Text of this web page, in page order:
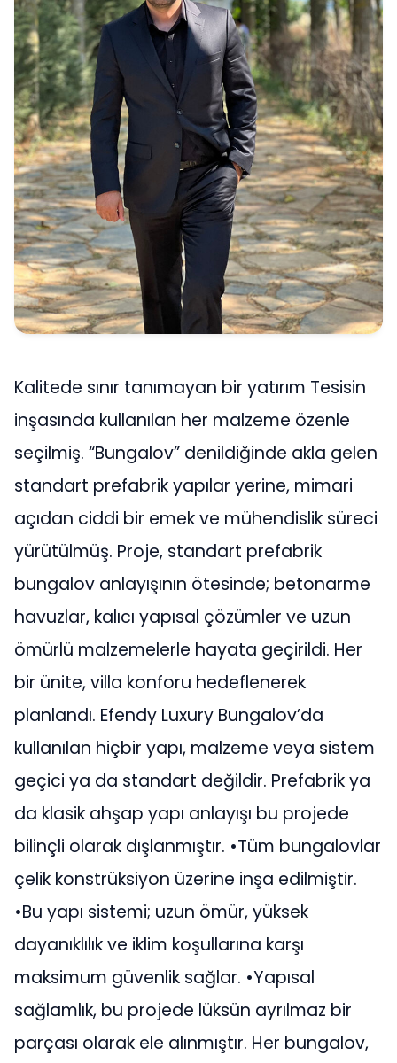
Kalitede sınır tanımayan bir yatırım Tesisin
inşasında kullanılan her malzeme özenle
seçilmiş. “Bungalov” denildiğinde akla gelen
standart prefabrik yapılar yerine, mimari
açıdan ciddi bir emek ve mühendislik süreci
yürütülmüş. Proje, standart prefabrik
bungalov anlayışının ötesinde; betonarme
havuzlar, kalıcı yapısal çözümler ve uzun
ömürlü malzemelerle hayata geçirildi. Her
bir ünite, villa konforu hedeflenerek
planlandı. Efendy Luxury Bungalov’da
kullanılan hiçbir yapı, malzeme veya sistem
geçici ya da standart değildir. Prefabrik ya
da klasik ahşap yapı anlayışı bu projede
bilinçli olarak dışlanmıştır. •Tüm bungalovlar
çelik konstrüksiyon üzerine inşa edilmiştir.
•Bu yapı sistemi; uzun ömür, yüksek
dayanıklılık ve iklim koşullarına karşı
maksimum güvenlik sağlar. •Yapısal
sağlamlık, bu projede lüksün ayrılmaz bir
parçası olarak ele alınmıştır. Her bungalov,